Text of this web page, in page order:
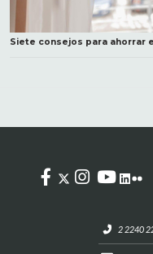
Siete consejos para ahorrar
2 2240